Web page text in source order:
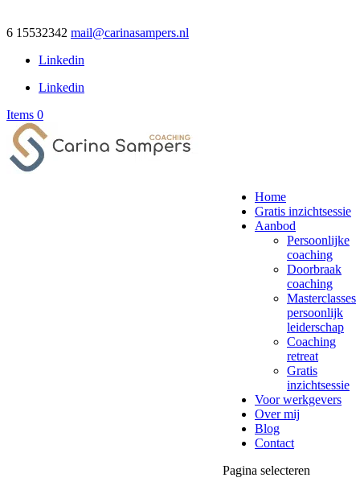
6 15532342 mail@carinasampers.nl
Linkedin
Linkedin
Items 0
Home
Gratis inzichtsessie
Aanbod
Persoonlijke
coaching
Doorbraak
coaching
Masterclasses
persoonlijk
leiderschap
Coaching
retreat
Gratis
inzichtsessie
Voor werkgevers
Over mij
Blog
Contact
Pagina selecteren